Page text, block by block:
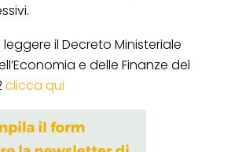
il Decreto Ministeriale
e delle Finanze del
clicca qui